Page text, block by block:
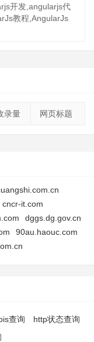
开发,angularjs代
教程,AngularJs
录量 网页标题
cncr-it.com
dggs.dg.gov.cn
90au.haouc.com
查询
http状态查询